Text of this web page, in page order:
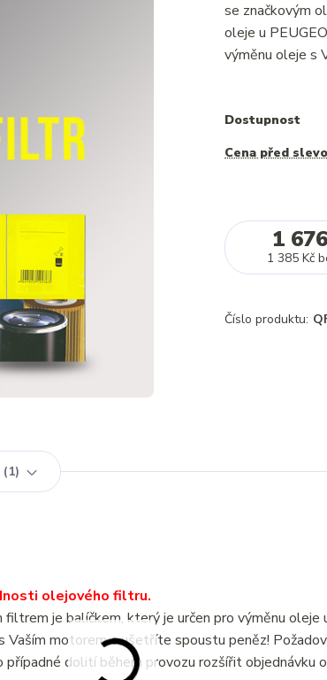
se značkovým
oleje u
výměnu oleje s
Dostupnost
Cena před
1
1 385 Kč
Číslo produktu:
1
olejového filtru.
je balíčkem, který je určen pro výměnu oleje
motorem a ušetříte spoustu peněz!
dolití během provozu rozšířit objednávku